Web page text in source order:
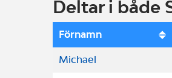
Deltar i både
Förnamn
Michael